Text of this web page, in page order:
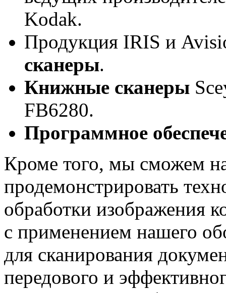
Kodak.
Продукция IRIS и
сканеры.
Книжные сканеры
FB6280.
Программное
Кроме того, мы сможем
продемонстрировать
обработки изображения
с применением нашего
для сканирования
передового и